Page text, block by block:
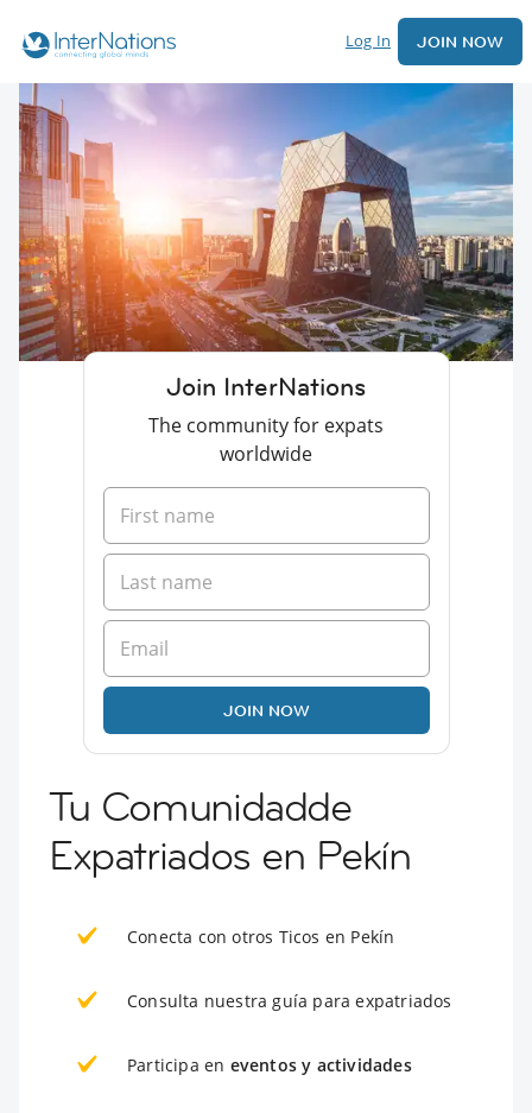
Log In JOIN NOW
Join InterNations
The community for expats
worldwide
JOIN NOW
Tu Comunidadde
Expatriados en Pekín
Conecta con otros Ticos en Pekín
Consulta nuestra guía para expatriados
Participa en eventos y actividades